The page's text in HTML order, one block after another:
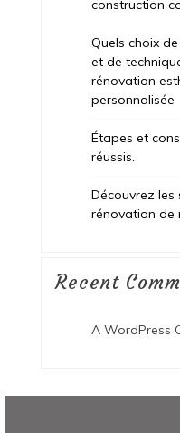
construction
Quels choix
et de
rénovation
personnalisée
Étapes et
réussis.
Découvrez les
rénovation de
Recent
A WordPress